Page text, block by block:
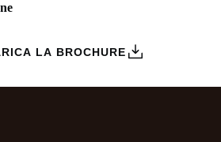
LA BROCHURE